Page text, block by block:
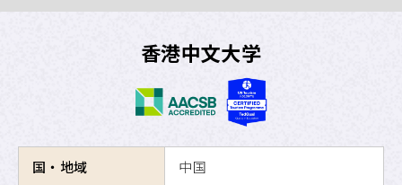
香港中文大学
国・地域 中国
危機管理